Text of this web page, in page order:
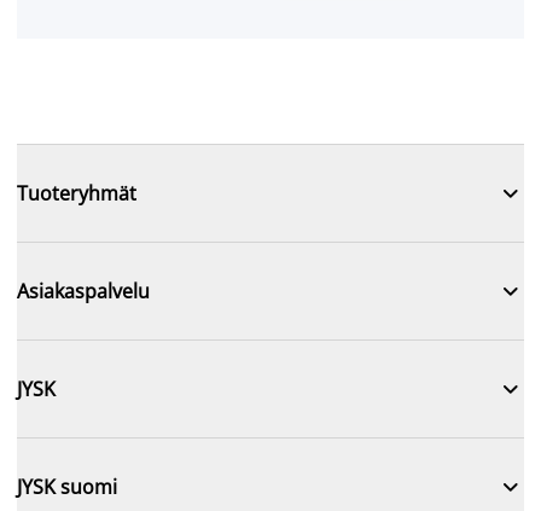
Tuoteryhmät 
Asiakaspalvelu 
JYSK 
JYSK suomi 